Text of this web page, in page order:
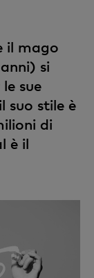
il mago
si
sue
suo stile è
di
è il